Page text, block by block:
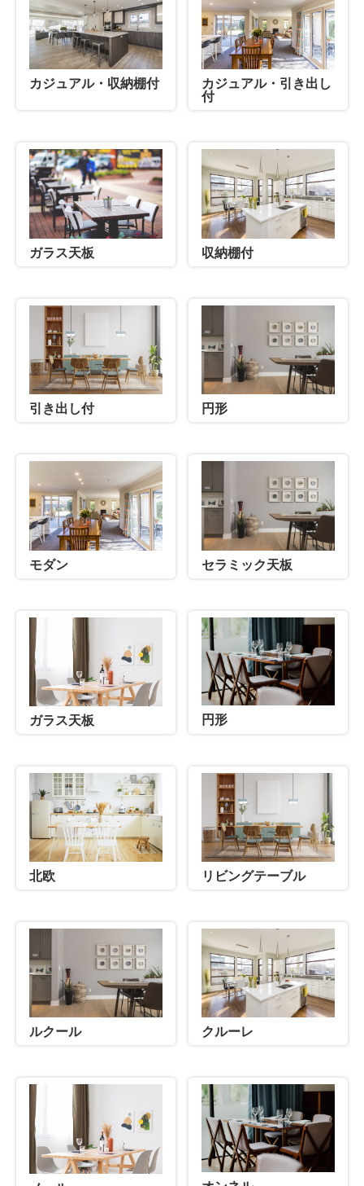
カジュアル・収納棚付
カジュアル・引き出し
付
ガラス天板 収納棚付
引き出し付 円形
モダン セラミック天板
ガラス天板 円形
北欧 リビングテーブル
ルクール クルーレ